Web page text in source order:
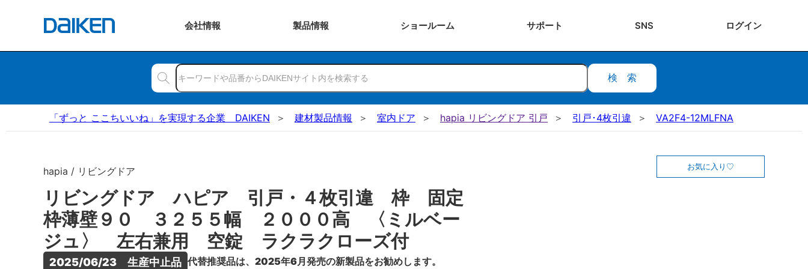
会社情報 製品情報 ショールーム サポート SNS ログイン
検索
「ずっと ここちいいね」を実現する企業 DAIKEN 建材製品情報 室内ドア hapia リビングドア 引戸 引戸･4枚引違 VA2F4-12MLFNA
hapia / リビングドア
リビングドア ハピア 引戸・４枚引違 枠 固定
枠薄壁９０ ３２５５幅 ２０００高 〈ミルベー
ジュ〉 左右兼用 空錠 ラクラクローズ付
2025/06/23　生産中止品 代替推奨品は、2025年6月発売の新製品をお勧めします。
お気に入り